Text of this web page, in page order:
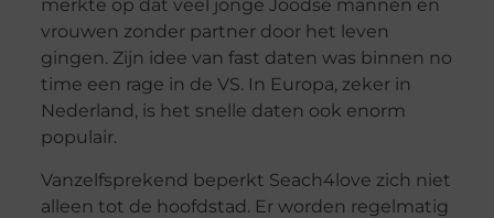
merkte op dat veel jonge Joodse mannen en
vrouwen zonder partner door het leven
gingen. Zijn idee van fast daten was binnen no
time een rage in de VS. In Europa, zeker in
Nederland, is het snelle daten ook enorm
populair.
Vanzelfsprekend beperkt Seach4love zich niet
alleen tot de hoofdstad. Er worden regelmatig